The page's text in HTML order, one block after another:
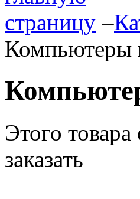
–
Компьютеры
Этого
заказать